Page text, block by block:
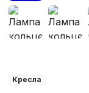
Кресла